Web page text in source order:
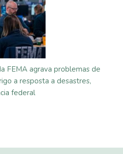
FEMA agrava problemas de
a resposta a desastres,
federal